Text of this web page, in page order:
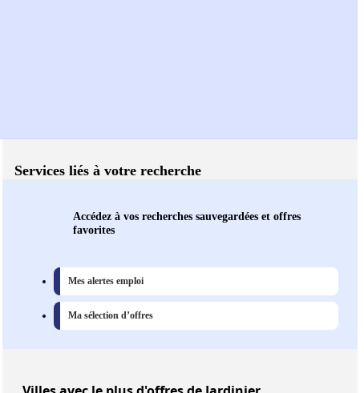
Services liés à votre recherche
Accédez à vos recherches sauvegardées et offres
favorites
Mes alertes emploi
Ma sélection d’offres